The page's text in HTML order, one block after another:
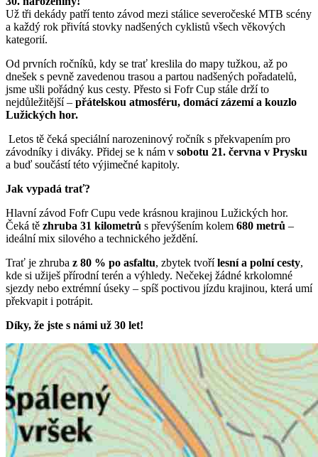
Už tři dekády patří tento závod mezi stálice severočeské MTB scény
a každý rok přivítá stovky nadšených cyklistů všech věkových
kategorií.
Od prvních ročníků, kdy se trať kreslila do mapy tužkou, až po
dnešek s pevně zavedenou trasou a partou nadšených pořadatelů,
jsme ušli pořádný kus cesty. Přesto si Fofr Cup stále drží to
nejdůležitější – přátelskou atmosféru, domácí zázemí a kouzlo
Lužických hor.
Letos tě čeká speciální narozeninový ročník s překvapením pro
závodníky i diváky. Přidej se k nám v sobotu 21. června v Prysku
a buď součástí této výjimečné kapitoly.
Jak vypadá trať?
Hlavní závod Fofr Cupu vede krásnou krajinou Lužických hor.
Čeká tě zhruba 31 kilometrů s převýšením kolem 680 metrů –
ideální mix silového a technického ježdění.
Trať je zhruba z 80 % po asfaltu, zbytek tvořílesní a polní cesty,
kde si užiješ přírodní terén a výhledy. Nečekej žádné krkolomné
sjezdy nebo extrémní úseky – spíš poctivou jízdu krajinou, která umí
překvapit i potrápit.
Díky, že jste s námi už 30 let!